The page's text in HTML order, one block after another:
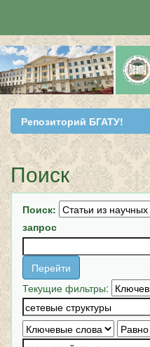
Skip
navigation
Репозиторий БГАТУ!
Поиск
Поиск:
запрос
Текущие фильтры: